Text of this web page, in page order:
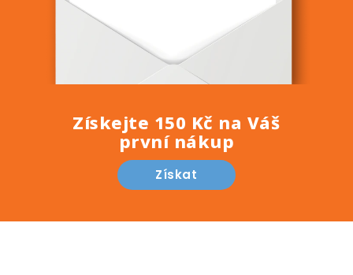
Získejte 150 Kč na Váš
první nákup
Získat